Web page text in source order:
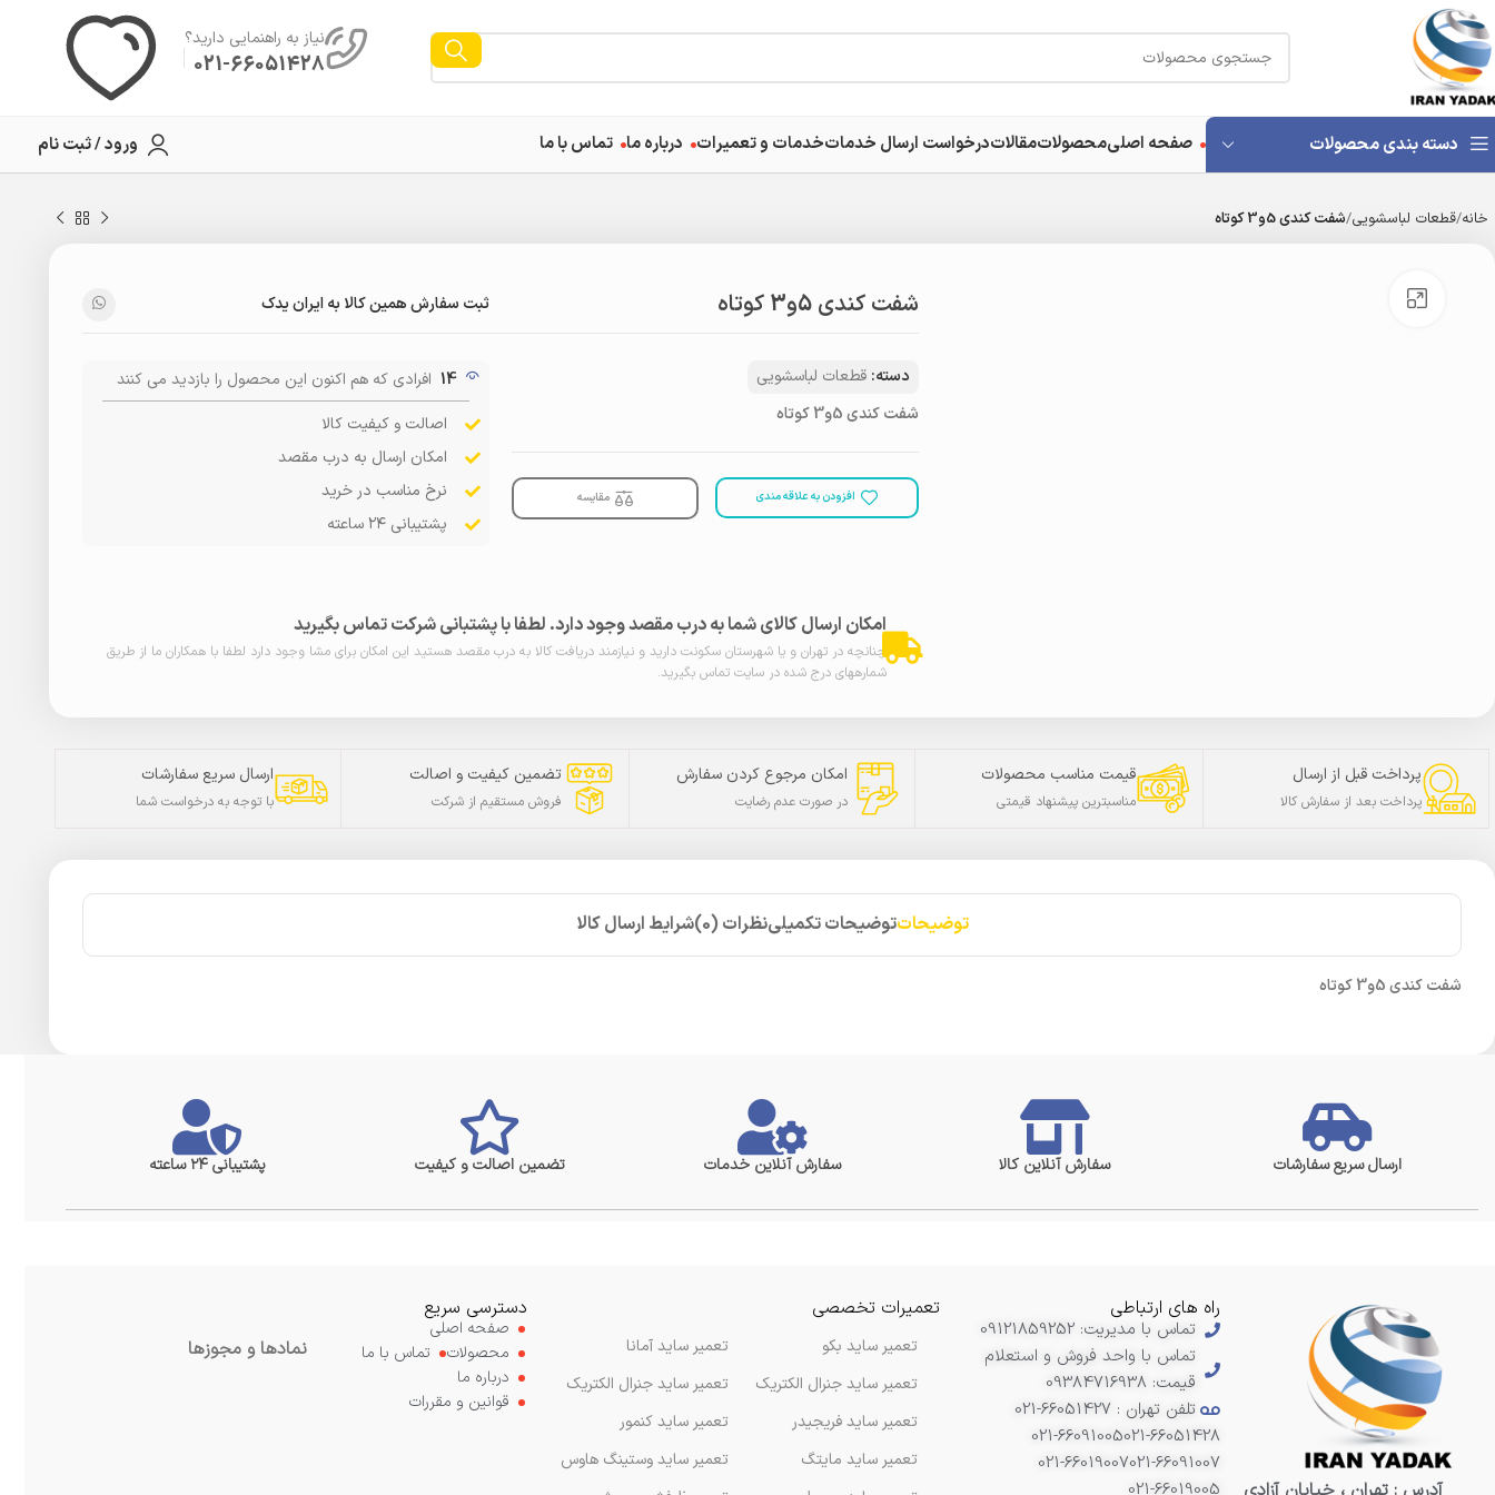
نیاز به راهنمایی دارید؟
021-66051428
دسته بندی محصولات صفحه اصلیمحصولاتمقالاتدرخواست ارسال خدماتخدمات و تعمیرات درباره ما تماس با ما ورود / ثبت نام
خانه قطعات لباسشویی شفت کندی 5و3 کوتاه
شفت کندی 5و3 کوتاه ثبت سفارش همین کالا به ایران یدک
دسته: قطعات لباسشویی
شفت کندی 5و3 کوتاه
افزودن به علاقه مندی مقایسه
14 افرادی که هم اکنون این محصول را بازدید می کنند
اصالت و کیفیت کالا
امکان ارسال به درب مقصد
نرخ مناسب در خرید
پشتیبانی ۲۴ ساعته
امکان ارسال کالای شما به درب مقصد وجود دارد. لطفا با پشتبانی شرکت تماس بگیرید
چنانچه در تهران و یا شهرستان سکونت دارید و نیازمند دریافت کالا به درب مقصد هستید این امکان برای مشا وجود دارد لطفا با همکاران ما از طریق
شمارههای درج شده در سایت تماس بگیرید.
پرداخت قبل از ارسال
پرداخت بعد از سفارش کالا
قیمت مناسب محصولات
مناسبترین پیشنهاد قیمتی
امکان مرجوع کردن سفارش
در صورت عدم رضایت
تضمین کیفیت و اصالت
فروش مستقیم از شرکت
ارسال سریع سفارشات
با توجه به درخواست شما
توضیحاتتوضیحات تکمیلینظرات (0) شرایط ارسال کالا
شفت کندی 5و3 کوتاه
ارسال سریع سفارشات سفارش آنلاین کالا سفارش آنلاین خدمات تضمین اصالت و کیفیت پشتیبانی ۲۴ ساعته
راه های ارتباطی
تماس با مدیریت: 09121859252
تماس با واحد فروش و استعلام
قیمت: 09384716938
تلفن تهران : 66051427-021
021-66051428
021-66091005
021-66091007
021-66019007
021-66019005
تعمیرات تخصصی
تعمیر ساید آمانا
تعمیر ساید جنرال الکتریک
تعمیر ساید کنمور
تعمیر ساید وستینگ هاوس
تعمیر ساید بکو
تعمیر ساید جنرال الکتریک
تعمیر ساید فریجیدر
تعمیر ساید مایتگ
دسترسی سریع
صفحه اصلی
محصولات
تماس با ما
درباره ما
قوانین و مقررات
نمادها و مجوزها